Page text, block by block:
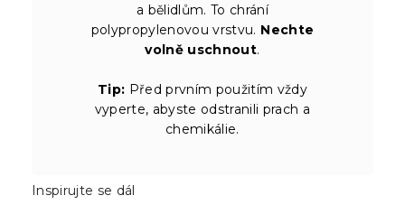
a bělidlům. To chrání
polypropylenovou vrstvu. Nechte
volně uschnout.
Tip: Před prvním použitím vždy
vyperte, abyste odstranili prach a
chemikálie.
Inspirujte se dál